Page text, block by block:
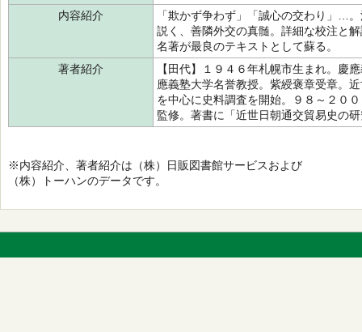
内容紹介
「欺かず争わず」「誠心の交わり」…
説く、善隣外交の真髄。詳細な校注と
名著が最良のテキストとして蘇る。
著者紹介
【田代】１９４６年札幌市生まれ。慶
應義塾大学名誉教授。紫綬褒章受章。
を中心に史料調査を開始。９８～２０
監修。著書に「近世日朝通交貿易史の
※内容紹介、著者紹介は（株）日販図書館サービスおよび
（株）トーハンのデータです。